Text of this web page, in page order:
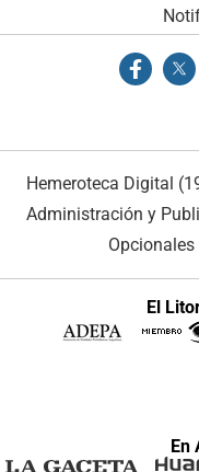
Hemeroteca Digital
Administración y
Opcionales
El
En